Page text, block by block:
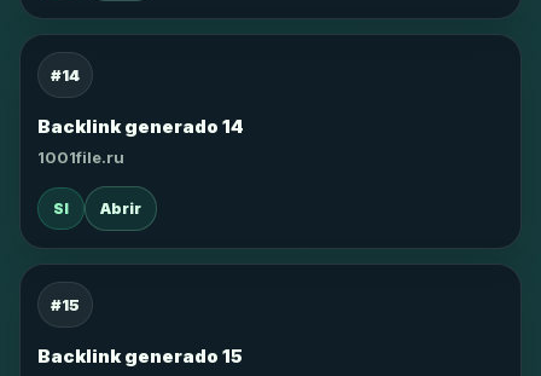
#14
Backlink generado 14
1001file.ru
SI Abrir
#15
Backlink generado 15